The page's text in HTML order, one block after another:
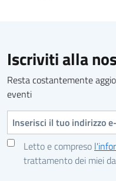
Iscriviti alla
Resta costantemente
eventi
Indirizzo e-mail
Letto e compreso
trattamento dei miei